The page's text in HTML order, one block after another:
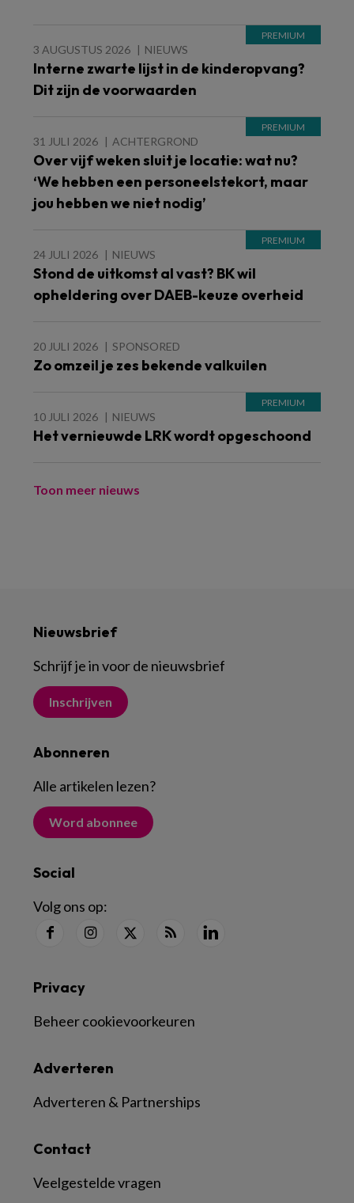
3 AUGUSTUS 2026 NIEUWS
Interne zwarte lijst in de kinderopvang?
Dit zijn de voorwaarden
31 JULI 2026 ACHTERGROND
Over vijf weken sluit je locatie: wat nu?
‘We hebben een personeelstekort, maar
jou hebben we niet nodig’
24 JULI 2026 NIEUWS
Stond de uitkomst al vast? BK wil
opheldering over DAEB-keuze overheid
20 JULI 2026 SPONSORED
Zo omzeil je zes bekende valkuilen
10 JULI 2026 NIEUWS
Het vernieuwde LRK wordt opgeschoond
Toon meer nieuws
Nieuwsbrief
Schrijf je in voor de nieuwsbrief
Inschrijven
Abonneren
Alle artikelen lezen?
Word abonnee
Social
Volg ons op:
Contact
Veelgestelde vragen
Adverteren
Adverteren & Partnerships
Privacy
Beheer cookievoorkeuren